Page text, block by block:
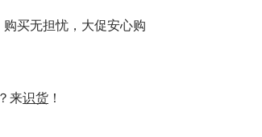
买无担忧，大促安心购
来识货 ！